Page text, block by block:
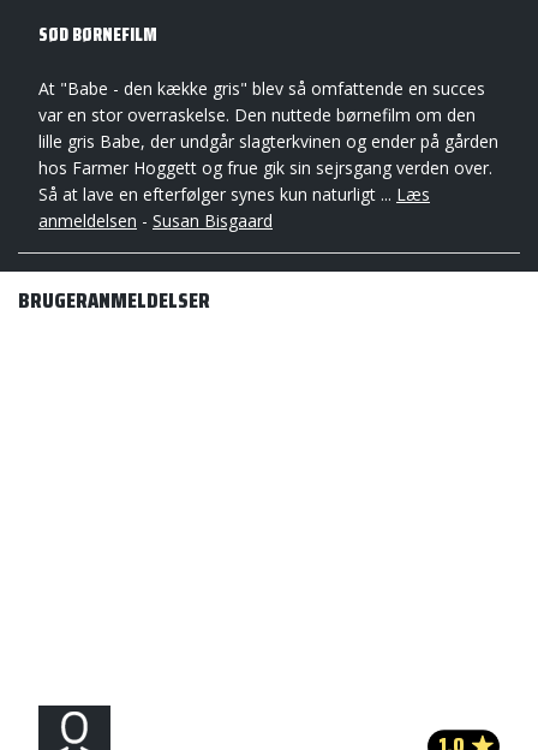
SØD BØRNEFILM
At "Babe - den kække gris" blev så omfattende en succes
var en stor overraskelse. Den nuttede børnefilm om den
lille gris Babe, der undgår slagterkvinen og ender på gården
hos Farmer Hoggett og frue gik sin sejrsgang verden over.
Så at lave en efterfølger synes kun naturligt ... Læs
anmeldelsen - Susan Bisgaard
BRUGERANMELDELSER